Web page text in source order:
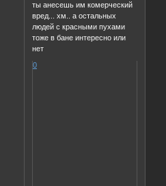
ты анесешь им комерческий
вред... хм.. а остальных
людей с красными пухами
тоже в бане интересно или
нет
0